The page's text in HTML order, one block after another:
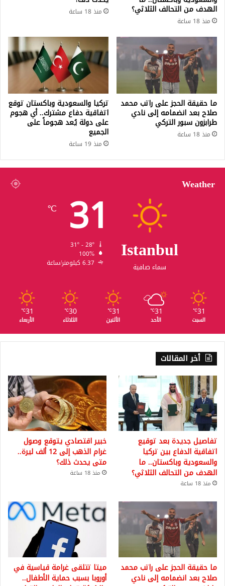
الهدف من التحالف الثلاثي؟
منذ 18 ساعة
منذ 18 ساعة
ما حقيقة الحجز على راتب محمد
صلاح بعد انضمامه إلى نادي
طرابزون سبور التركي
منذ 18 ساعة
تركيا والسعودية وباكستان توقع
اتفاقية دفاع مشترك.. أي هجوم
على دولة يُعد هجوماً على
الجميع
منذ 19 ساعة
Weather
Istanbul
سماء صافية
31
℃
100%
6.37 كيلومتر/ساعة
31
℃
السبت
31
℃
الأحد
31
℃
الأثنين
30
℃
الثلاثاء
31
℃
الأربعاء
أخر المقالات
تفاصيل جديدة بعد توقيع
اتفاقية الدفاع بين تركيا
والسعودية وباكستان.. ما
الهدف من التحالف الثلاثي؟
منذ 18 ساعة
خبير اقتصادي يتوقع وصول
غرام الذهب إلى 12 ألف ليرة..
متى يحدث ذلك؟
منذ 18 ساعة
ما حقيقة الحجز على راتب محمد
صلاح بعد انضمامه إلى نادي
ميتا تتلقى غرامة قياسية في
أوروبا بسبب حماية الأطفال..